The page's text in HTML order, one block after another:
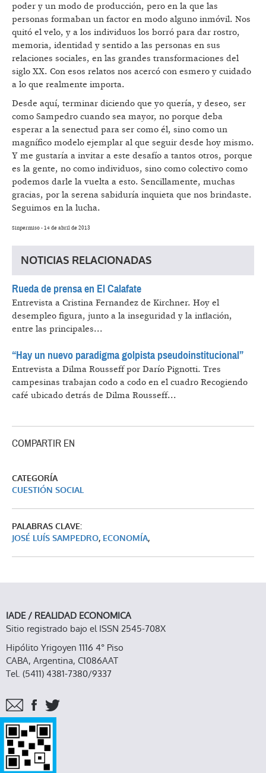
poder y un modo de producción, pero en la que las
personas formaban un factor en modo alguno inmóvil. Nos
quitó el velo, y a los individuos los borró para dar rostro,
memoria, identidad y sentido a las personas en sus
relaciones sociales, en las grandes transformaciones del
siglo XX. Con esos relatos nos acercó con esmero y cuidado
a lo que realmente importa.
Desde aquí, terminar diciendo que yo quería, y deseo, ser
como Sampedro cuando sea mayor, no porque deba
esperar a la senectud para ser como él, sino como un
magnífico modelo ejemplar al que seguir desde hoy mismo.
Y me gustaría a invitar a este desafío a tantos otros, porque
es la gente, no como individuos, sino como colectivo como
podemos darle la vuelta a esto. Sencillamente, muchas
gracias, por la serena sabiduría inquieta que nos brindaste.
Seguimos en la lucha.
Sinpermiso - 14 de abril de 2013
NOTICIAS RELACIONADAS
Rueda de prensa en El Calafate
Entrevista a Cristina Fernandez de Kirchner. Hoy el
desempleo figura, junto a la inseguridad y la inflación,
entre las principales...
“Hay un nuevo paradigma golpista pseudoinstitucional”
Entrevista a Dilma Rousseff por Darío Pignotti. Tres
campesinas trabajan codo a codo en el cuadro Recogiendo
café ubicado detrás de Dilma Rousseff...
COMPARTIR EN
CATEGORÍA
CUESTIÓN SOCIAL
PALABRAS CLAVE:
JOSÉ LUÍS SAMPEDRO, ECONOMÍA,
IADE / REALIDAD ECONOMICA
Sitio registrado bajo el ISSN 2545-708X
Hipólito Yrigoyen 1116 4° Piso
CABA, Argentina, C1086AAT
Tel. (5411) 4381-7380/9337